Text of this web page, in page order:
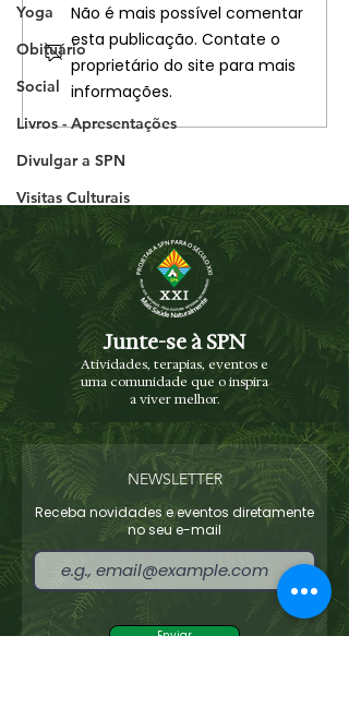
Yoga
Obituário
Social
Livros - Apresentações
Divulgar a SPN
Visitas Culturais
Não é mais possível comentar
esta publicação. Contate o
proprietário do site para mais
informações.
Junte-se à SPN
Atividades, terapias, eventos e
uma comunidade que o inspira
a viver melhor.
NEWSLETTER
Receba novidades e eventos diretamente
no seu e-mail
Enviar